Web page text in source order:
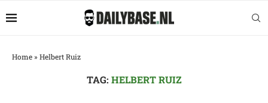
Home» Helbert Ruiz
TAG: HELBERT RUIZ